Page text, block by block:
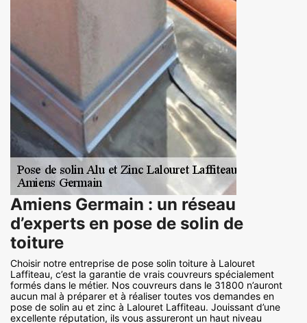
Amiens Germain : un réseau
d’experts en pose de solin de
toiture
Choisir notre entreprise de pose solin toiture à Lalouret
Laffiteau, c’est la garantie de vrais couvreurs spécialement
formés dans le métier. Nos couvreurs dans le 31800 n’auront
aucun mal à préparer et à réaliser toutes vos demandes en
pose de solin au et zinc à Lalouret Laffiteau. Jouissant d’une
excellente réputation, ils vous assureront un haut niveau